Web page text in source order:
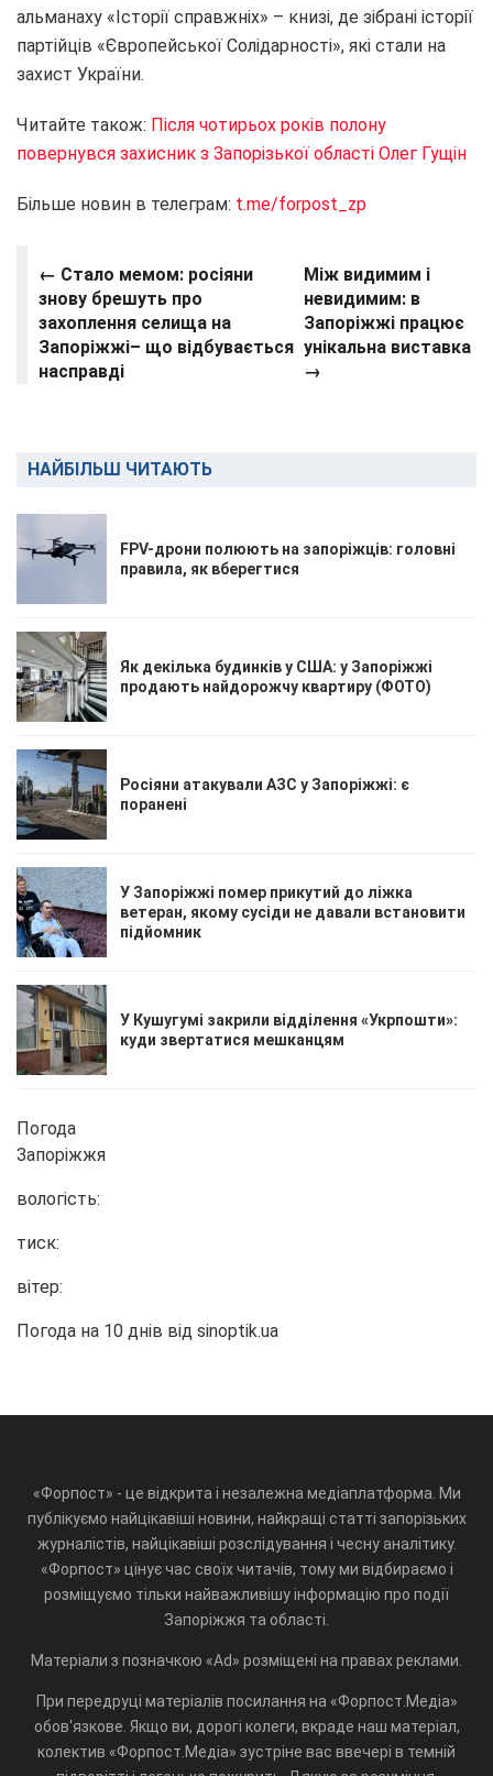
альманаху «Історії справжніх» – книзі, де зібрані історії
партійців «Європейської Солідарності», які стали на
захист України.
Читайте також: Після чотирьох років полону
повернувся захисник з Запорізької області Олег Гущін
Більше новин в телеграм: t.me/forpost_zp
← Стало мемом: росіяни
знову брешуть про
захоплення селища на
Запоріжжі– що відбувається
насправді
Між видимим і
невидимим: в
Запоріжжі працює
унікальна виставка
→
НАЙБІЛЬШ ЧИТАЮТЬ
FPV-дрони полюють на запоріжців: головні
правила, як вберегтися
Як декілька будинків у США: у Запоріжжі
продають найдорожчу квартиру (ФОТО)
Росіяни атакували АЗС у Запоріжжі: є
поранені
У Запоріжжі помер прикутий до ліжка
ветеран, якому сусіди не давали встановити
підйомник
У Кушугумі закрили відділення «Укрпошти»:
куди звертатися мешканцям
Погода
Запоріжжя
вологість:
тиск:
вітер:
Погода на 10 днів від sinoptik.ua
«Форпост» - це відкрита і незалежна медіаплатформа. Ми
публікуємо найцікавіші новини, найкращі статті запорізьких
журналістів, найцікавіші розслідування і чесну аналітику.
«Форпост» цінує час своїх читачів, тому ми відбираємо і
розміщуємо тільки найважливішу інформацію про події
Запоріжжя та області.
Матеріали з позначкою «Ad» розміщені на правах реклами.
При передруці матеріалів посилання на «Форпост.Медіа»
обов'язкове. Якщо ви, дорогі колеги, вкраде наш матеріал,
колектив «Форпост.Медіа» зустріне вас ввечері в темній